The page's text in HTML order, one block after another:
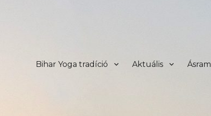
Bihar Yoga tradíció Aktuális Ásram